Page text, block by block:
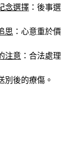
念選擇 ：後事選
思 ：心意重於價
注意 ：合法處理
別後的療傷。